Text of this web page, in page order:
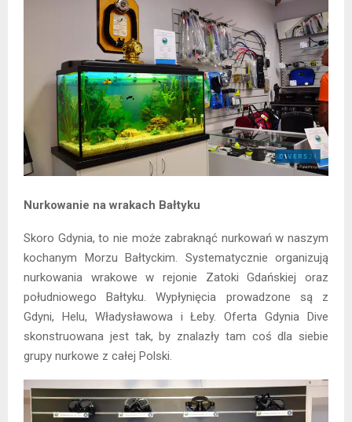
Nurkowanie na wrakach Bałtyku
Skoro Gdynia, to nie może zabraknąć nurkowań w naszym
kochanym Morzu Bałtyckim. Systematycznie organizują
nurkowania wrakowe w rejonie Zatoki Gdańskiej oraz
południowego Bałtyku. Wypłynięcia prowadzone są z
Gdyni, Helu, Władysławowa i Łeby. Oferta Gdynia Dive
skonstruowana jest tak, by znalazły tam coś dla siebie
grupy nurkowe z całej Polski.